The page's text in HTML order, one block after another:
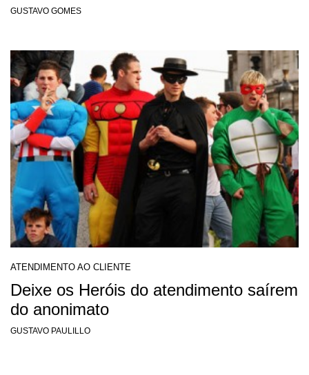
GUSTAVO GOMES
ATENDIMENTO AO CLIENTE
Deixe os Heróis do atendimento saírem
do anonimato
GUSTAVO PAULILLO